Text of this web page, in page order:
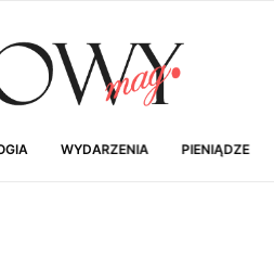
WYDARZENIA PIENIĄDZE